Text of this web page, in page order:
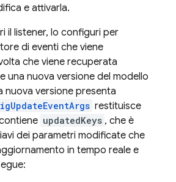
e attivarla.
il listener, lo configuri per
di eventi che viene
che viene recuperata
una nuova versione del modello
nuova versione presenta
restituisce
updatedKeys , che è
dei parametri modificate che
in tempo reale e